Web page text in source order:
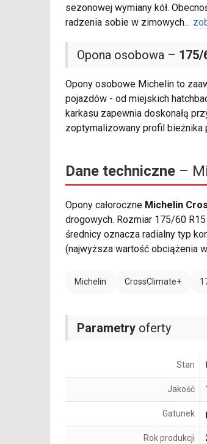
sezonowej wymiany kół.
radzenia sobie w zimowych...
Opona osobowa – 175/
Opony osobowe Michelin to
pojazdów - od miejskich
karkasu zapewnia doskonałą
zoptymalizowany profil bieżnika
Dane techniczne –
Opony całoroczne Michelin
drogowych. Rozmiar 175/60
średnicy oznacza radialny typ
(najwyższa wartość obciążenia
Michelin CrossClimate+
Parametry oferty
Stan
Jakość
Gatunek
Rok produkcji